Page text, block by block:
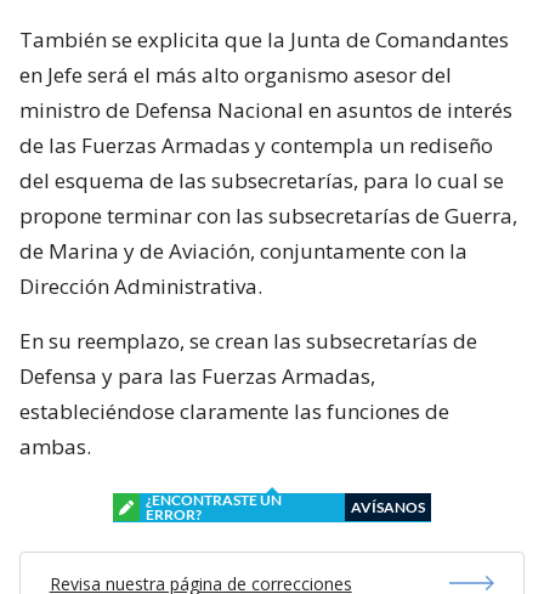
También se explicita que la Junta de Comandantes
en Jefe será el más alto organismo asesor del
ministro de Defensa Nacional en asuntos de interés
de las Fuerzas Armadas y contempla un rediseño
del esquema de las subsecretarías, para lo cual se
propone terminar con las subsecretarías de Guerra,
de Marina y de Aviación, conjuntamente con la
Dirección Administrativa.
En su reemplazo, se crean las subsecretarías de
Defensa y para las Fuerzas Armadas,
estableciéndose claramente las funciones de
ambas.
¿ENCONTRASTE UN
ERROR?
AVÍSANOS
Revisa nuestra página de correcciones